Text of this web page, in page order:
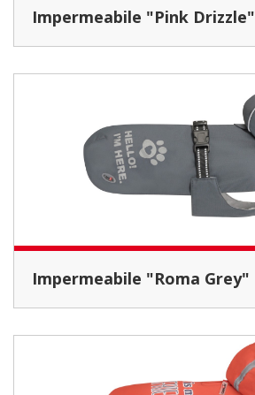
Impermeabile "Pink Drizzle"
Impermeabile "Roma Grey"